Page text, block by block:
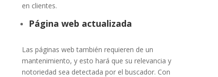
en clientes.
Página web actualizada
Las páginas web también requieren de un
mantenimiento, y esto hará que su relevancia y
notoriedad sea detectada por el buscador. Con